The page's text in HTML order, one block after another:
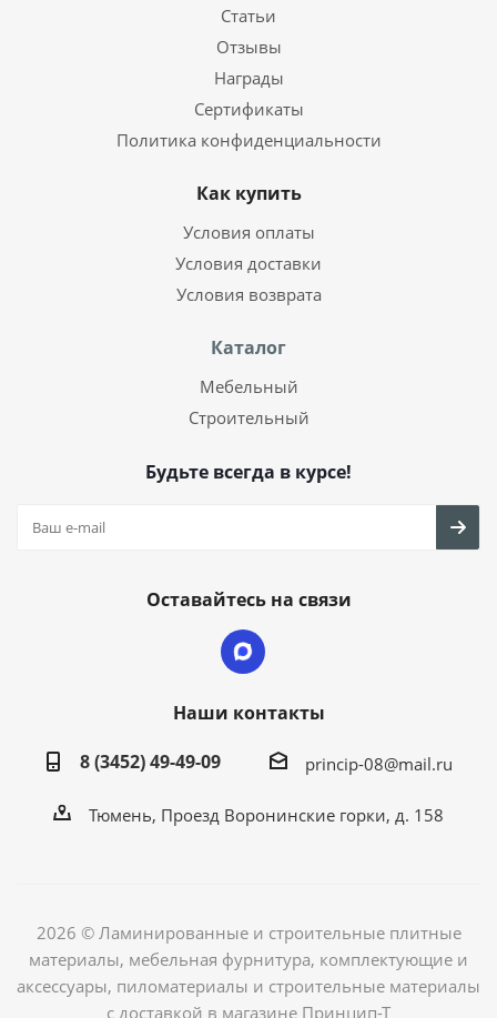
Статьи
Отзывы
Награды
Сертификаты
Политика конфиденциальности
Как купить
Условия оплаты
Условия доставки
Условия возврата
Каталог
Мебельный
Строительный
Будьте всегда в курсе!
Оставайтесь на связи
Наши контакты
8 (3452) 49-49-09
princip-08@mail.ru
Тюмень, Проезд Воронинские горки, д. 158
2026 © Ламинированные и строительные плитные
материалы, мебельная фурнитура, комплектующие и
аксессуары, пиломатериалы и строительные материалы
с доставкой в магазине Принцип-Т